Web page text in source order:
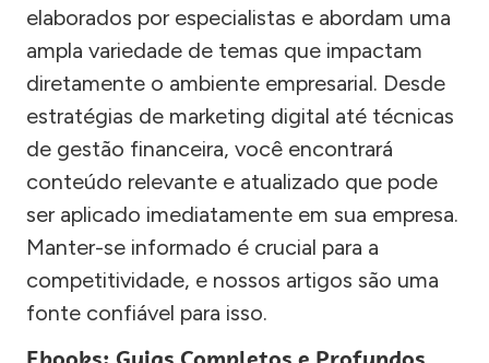
elaborados por especialistas e abordam uma
ampla variedade de temas que impactam
diretamente o ambiente empresarial. Desde
estratégias de marketing digital até técnicas
de gestão financeira, você encontrará
conteúdo relevante e atualizado que pode
ser aplicado imediatamente em sua empresa.
Manter-se informado é crucial para a
competitividade, e nossos artigos são uma
fonte confiável para isso.